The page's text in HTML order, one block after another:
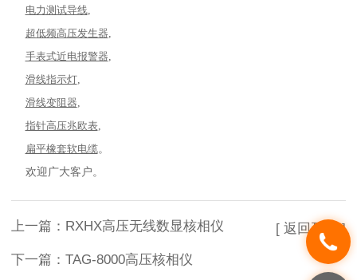
电力测试导线,
超低频高压发生器
手表式近电报警器
滑线指示灯,
滑线变阻器
指针高压兆欧表,
扁平橡套软电缆。
欢迎广大客户。
上一篇： RXHX高压无线数显核相仪
下一篇： TAG-8000高压核相仪
[ 返回列表 ]